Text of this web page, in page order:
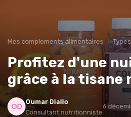
Mes complements alimentaires
Profitez d'une
grâce à la tisane
Oumar Diallo
Consultant nutritionniste
6